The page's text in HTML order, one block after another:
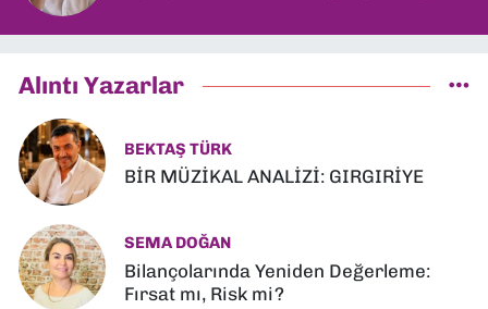
Alıntı Yazarlar
BEKTAŞ TÜRK
BİR MÜZİKAL ANALİZİ: GIRGIRİYE
SEMA DOĞAN
Bilançolarında Yeniden Değerleme:
Fırsat mı, Risk mi?